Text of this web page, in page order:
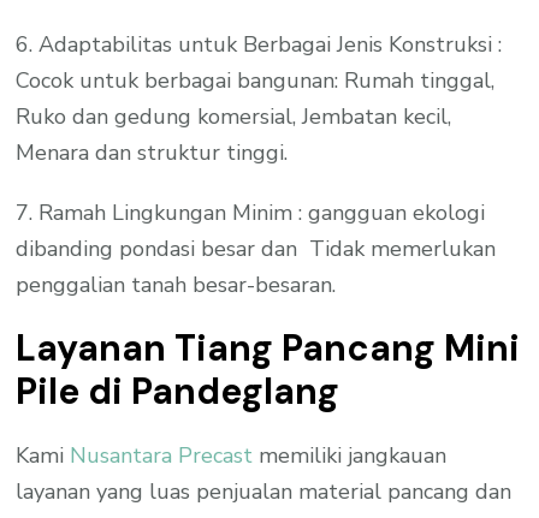
6. Adaptabilitas untuk Berbagai Jenis Konstruksi :
Cocok untuk berbagai bangunan: Rumah tinggal,
Ruko dan gedung komersial, Jembatan kecil,
Menara dan struktur tinggi.
7. Ramah Lingkungan Minim : gangguan ekologi
dibanding pondasi besar dan Tidak memerlukan
penggalian tanah besar-besaran.
Layanan Tiang Pancang Mini
Pile di Pandeglang
Kami Nusantara Precast memiliki jangkauan
layanan yang luas penjualan material pancang dan